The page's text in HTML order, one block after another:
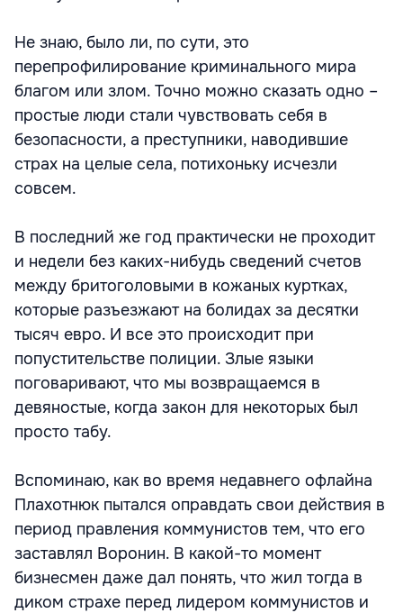
Не знаю, было ли, по сути, это
перепрофилирование криминального мира
благом или злом. Точно можно сказать одно –
простые люди стали чувствовать себя в
безопасности, а преступники, наводившие
страх на целые села, потихоньку исчезли
совсем.
В последний же год практически не проходит
и недели без каких-нибудь сведений счетов
между бритоголовыми в кожаных куртках,
которые разъезжают на болидах за десятки
тысяч евро. И все это происходит при
попустительстве полиции. Злые языки
поговаривают, что мы возвращаемся в
девяностые, когда закон для некоторых был
просто табу.
Вспоминаю, как во время недавнего офлайна
Плахотнюк пытался оправдать свои действия в
период правления коммунистов тем, что его
заставлял Воронин. В какой-то момент
бизнесмен даже дал понять, что жил тогда в
диком страхе перед лидером коммунистов и